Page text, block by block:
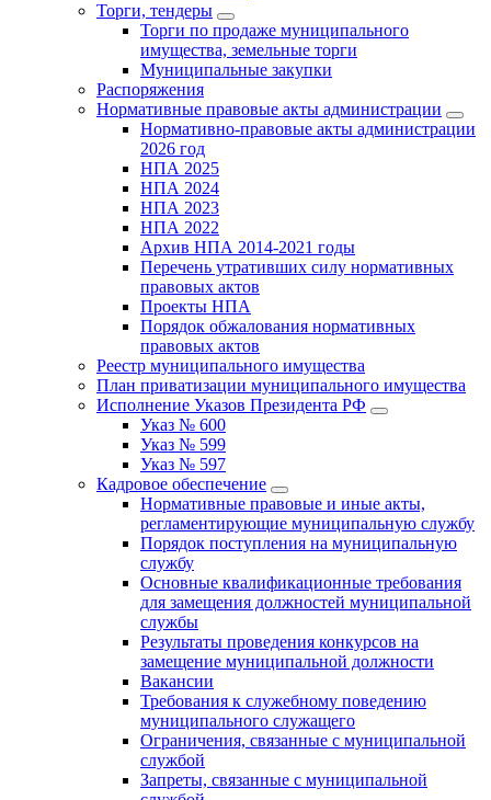
Торги, тендеры
Торги по продаже муниципального
имущества, земельные торги
Муниципальные закупки
Распоряжения
Нормативные правовые акты администрации
Нормативно-правовые акты администрации
2026 год
НПА 2025
НПА 2024
НПА 2023
НПА 2022
Архив НПА 2014-2021 годы
Перечень утративших силу нормативных
правовых актов
Проекты НПА
Порядок обжалования нормативных
правовых актов
Реестр муниципального имущества
План приватизации муниципального имущества
Исполнение Указов Президента РФ
Указ № 600
Указ № 599
Указ № 597
Кадровое обеспечение
Нормативные правовые и иные акты,
регламентирующие муниципальную службу
Порядок поступления на муниципальную
службу
Основные квалификационные требования
для замещения должностей муниципальной
службы
Результаты проведения конкурсов на
замещение муниципальной должности
Вакансии
Требования к служебному поведению
муниципального служащего
Ограничения, связанные с муниципальной
службой
Запреты, связанные с муниципальной